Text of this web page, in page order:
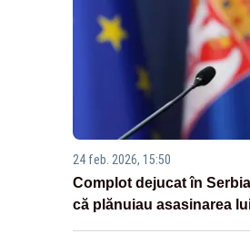
24 feb. 2026, 15:50
Complot dejucat în
că plănuiau asasinarea